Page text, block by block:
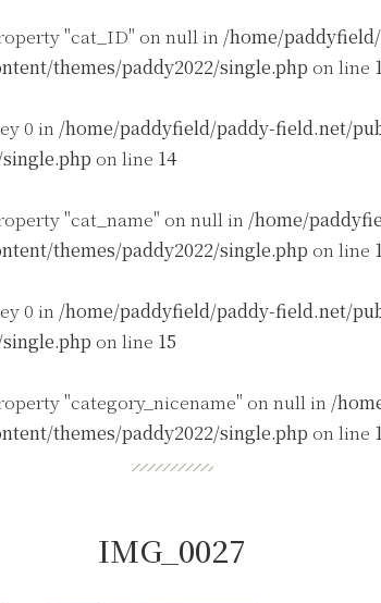
"cat_ID" on null in /home/
themes/paddy2022/single.php on line
0 in /home/paddyfield/paddy-field.net/
on line 14
"cat_name" on null in /home/
themes/paddy2022/single.php on line
0 in /home/paddyfield/paddy-field.net/
on line 15
"category_nicename" on null in /
themes/paddy2022/single.php on line
IMG_0027